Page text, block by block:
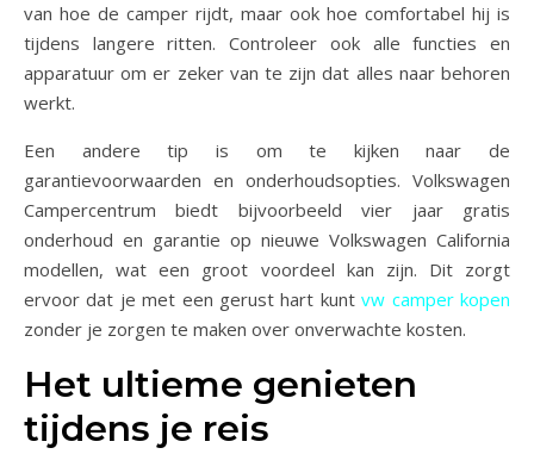
van hoe de camper rijdt, maar ook hoe comfortabel hij is
tijdens langere ritten. Controleer ook alle functies en
apparatuur om er zeker van te zijn dat alles naar behoren
werkt.
Een andere tip is om te kijken naar de
garantievoorwaarden en onderhoudsopties. Volkswagen
Campercentrum biedt bijvoorbeeld vier jaar gratis
onderhoud en garantie op nieuwe Volkswagen California
modellen, wat een groot voordeel kan zijn. Dit zorgt
ervoor dat je met een gerust hart kuntvw camper kopen
zonder je zorgen te maken over onverwachte kosten.
Het ultieme genieten
tijdens je reis